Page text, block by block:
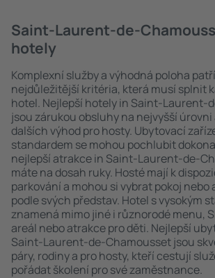
Saint-Laurent-de-
hotely
Komplexní služby a výhodná poloha
nejdůležitější kritéria, která musí splnit
hotel. Nejlepší hotely in Saint-Laurent-
jsou zárukou obsluhy na nejvyšší úrovni
dalších výhod pro hosty. Ubytovací
standardem se mohou pochlubit
nejlepší atrakce in Saint-Laurent-de-
máte na dosah ruky. Hosté mají k
parkování a mohou si vybrat pokoj
podle svých představ. Hotel s vysokým
znamená mimo jiné i různorodé menu,
areál nebo atrakce pro děti. Nejlepší
Saint-Laurent-de-Chamousset jsou
páry, rodiny a pro hosty, kteří cestují
pořádat školení pro své zaměstnance.